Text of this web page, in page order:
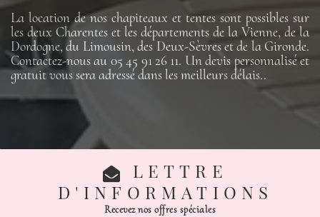
La location de nos chapiteaux et tentes sont possibles sur
les deux Charentes et les départements de la Vienne, de la
Dordogne, du Limousin, des Deux-Sèvres et de la Gironde.
Contactez-nous au 05 45 91 26 11. Un devis personnalisé et
gratuit vous sera adressé dans les meilleurs délais..
LETTRE
D'INFORMATIONS
Recevez nos offres spéciales